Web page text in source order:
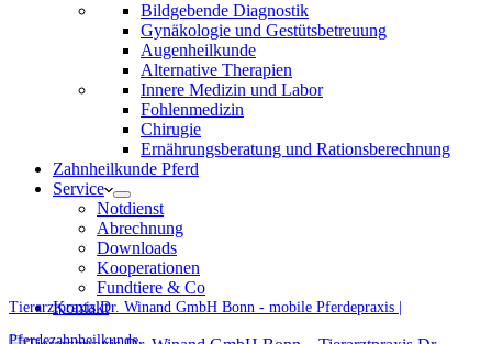
Bildgebende Diagnostik
Gynäkologie und Gestütsbetreuung
Augenheilkunde
Alternative Therapien
Innere Medizin und Labor
Fohlenmedizin
Chirugie
Ernährungsberatung und Rationsberechnung
Zahnheilkunde Pferd
Service
Notdienst
Abrechnung
Downloads
Kooperationen
Fundtiere & Co
Kontakt
Tierarztpraxis Dr. Winand GmbH Bonn - mobile Pferdepraxis |
Pferdezahnheilkunde